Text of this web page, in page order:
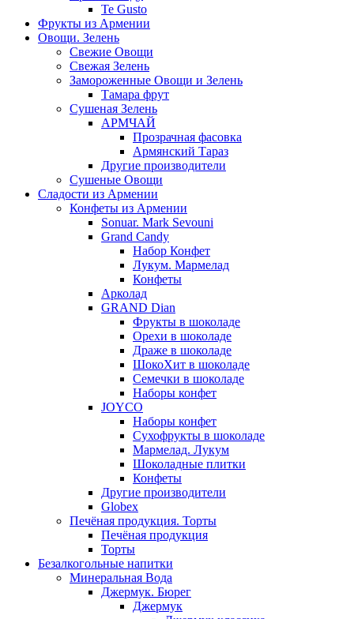
Te Gusto
Фрукты из Армении
Овощи. Зелень
Свежие Овощи
Свежая Зелень
Замороженные Овощи и Зелень
Тамара фрут
Сушеная Зелень
АРМЧАЙ
Прозрачная фасовка
Армянский Тараз
Другие производители
Сушеные Овощи
Сладости из Армении
Конфеты из Армении
Sonuar. Mark Sevouni
Grand Candy
Набор Конфет
Лукум. Мармелад
Конфеты
Арколад
GRAND Dian
Фрукты в шоколаде
Орехи в шоколаде
Драже в шоколаде
ШокоХит в шоколаде
Семечки в шоколаде
Наборы конфет
JOYCO
Наборы конфет
Сухофрукты в шоколаде
Мармелад. Лукум
Шоколадные плитки
Конфеты
Другие производители
Globex
Печёная продукция. Торты
Печёная продукция
Торты
Безалкогольные напитки
Минеральная Вода
Джермук. Бюрег
Джермук